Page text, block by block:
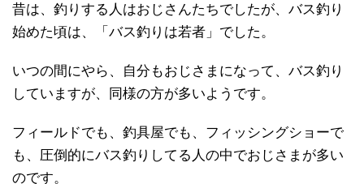
昔は、釣りする人はおじさんたちでしたが、バス釣り
始めた頃は、「バス釣りは若者」でした。
いつの間にやら、自分もおじさまになって、バス釣り
していますが、同様の方が多いようです。
フィールドでも、釣具屋でも、フィッシングショーで
も、圧倒的にバス釣りしてる人の中でおじさまが多い
のです。